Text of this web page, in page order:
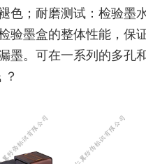
色；耐磨测试：检验墨
验墨盒的整体性能，保
墨。可在一系列的多孔